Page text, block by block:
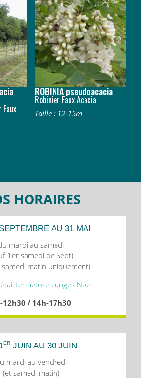
ROBINIA pseudoacacia
Robinier Faux Acacia
Taille : 12-15m
HORAIRES
SEPTEMBRE AU 31 MAI
mardi au samedi
1er samedi de Sept)
samedi matin uniquement)
fermeture congés Noël
12h30 / 14h-17h30
ER JUIN AU 30 JUIN
mardi au vendredi
(et samedi matin)